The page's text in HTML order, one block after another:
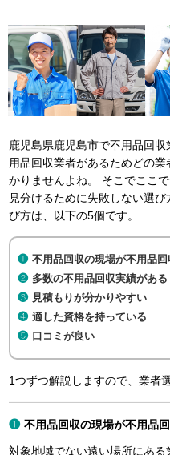
鹿児島県鹿児島市で不用品回
用品回収業者があるためどの
かりませんよね。 そこでここ
見分けるために失敗しない選
び方は、以下の5個です。
不用品回収の現場が不用品
多数の不用品回収実績がある
見積もりが分かりやすい
適した資格を持っている
口コミが良い
1つずつ解説しますので、業者
不用品回収の現場が不用品
対象地域でない遠い場所にあ